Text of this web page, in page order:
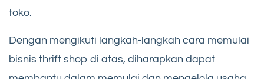
toko.
Dengan mengikuti langkah-langkah cara memulai
bisnis thrift shop di atas, diharapkan dapat